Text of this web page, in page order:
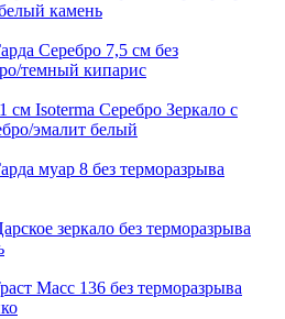
камень
Серебро 7,5 см без
темный кипарис
см Isoterma Серебро Зеркало с
эмалит белый
муар 8 без терморазрыва
зеркало без терморазрыва
Масс 136 без терморазрыва